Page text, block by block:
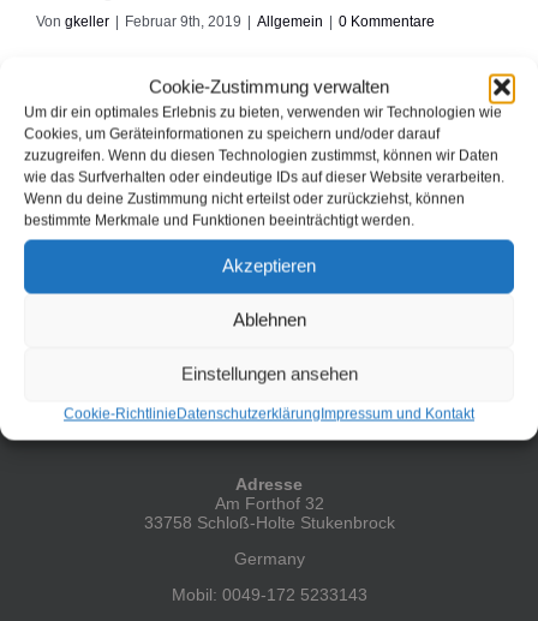
Cookie-Zustimmung verwalten
Um dir ein optimales Erlebnis zu bieten, verwenden wir Technologien wie
Cookies, um Geräteinformationen zu speichern und/oder darauf
zuzugreifen. Wenn du diesen Technologien zustimmst, können wir Daten
wie das Surfverhalten oder eindeutige IDs auf dieser Website verarbeiten.
Wenn du deine Zustimmung nicht erteilst oder zurückziehst, können
bestimmte Merkmale und Funktionen beeinträchtigt werden.
Akzeptieren
Ablehnen
Einstellungen ansehen
Cookie-RichtlinieDatenschutzerklärungImpressum und Kontakt
Von gkeller | Februar 9th, 2019 | Allgemein | 0 Kommentare
ich schon seit ich klein bin. Gut 200 Meter Luftlinie von dort
bin ich aufgewachsen. Meine Eltern sind dort damals
regelmäßig gewesen, man kann sagen es war ihr
Stammlokal um sich mit Freunden zum geselligen
Beisammensein zu treffen. Das ist mittlerweile aber [...]
Weiterlesen
Adresse
Am Forthof 32
33758 Schloß-Holte Stukenbrock
Germany
Mobil: 0049-172 5233143